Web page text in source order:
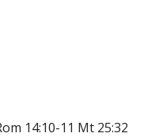
14:10-11 Mt 25:32